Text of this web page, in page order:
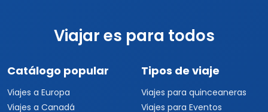
Viajar es para todos
Catálogo popular
Viajes a Europa
Viajes a Canadá
Tipos de viaje
Viajes para quinceaneras
Viajes para Eventos